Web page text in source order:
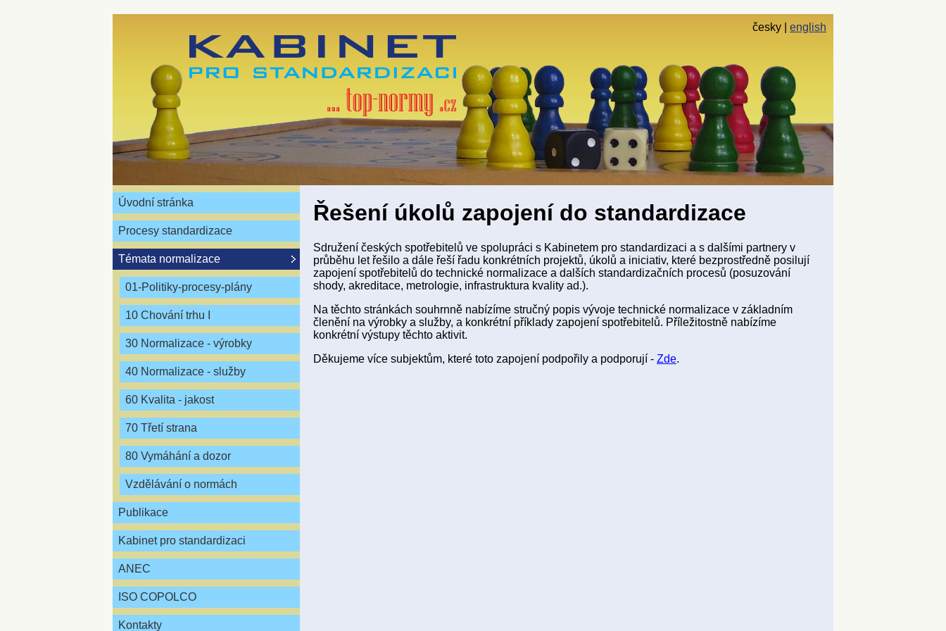
česky english
Úvodní stránka
Procesy standardizace
Témata normalizace
01-Politiky-procesy-plány
10 Chování trhu I
30 Normalizace - výrobky
40 Normalizace - služby
60 Kvalita - jakost
70 Třetí strana
80 Vymáhání a dozor
Vzdělávání o normách
Publikace
Kabinet pro standardizaci
ANEC
ISO COPOLCO
Kontakty
Řešení úkolů zapojení do standardizace
Sdružení českých spotřebitelů ve spolupráci s Kabinetem pro standardizaci a s dalšími partnery v
průběhu let řešilo a dále řeší řadu konkrétních projektů, úkolů a iniciativ, které bezprostředně posilují
zapojení spotřebitelů do technické normalizace a dalších standardizačních procesů (posuzování
shody, akreditace, metrologie, infrastruktura kvality ad.).
Na těchto stránkách souhrnně nabízíme stručný popis vývoje technické normalizace v základním
členění na výrobky a služby, a konkrétní příklady zapojení spotřebitelů. Příležitostně nabízíme
konkrétní výstupy těchto aktivit.
Děkujeme více subjektům, které toto zapojení podpořily a podporují - Zde.